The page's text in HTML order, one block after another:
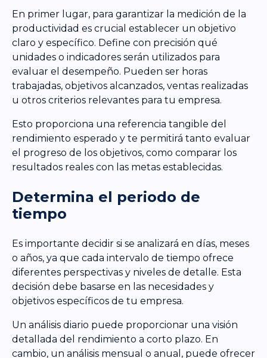
En primer lugar, para garantizar la medición de la
productividad es crucial establecer un objetivo
claro y específico. Define con precisión qué
unidades o indicadores serán utilizados para
evaluar el desempeño. Pueden ser horas
trabajadas, objetivos alcanzados, ventas realizadas
u otros criterios relevantes para tu empresa.
Esto proporciona una referencia tangible del
rendimiento esperado y te permitirá tanto evaluar
el progreso de los objetivos, como comparar los
resultados reales con las metas establecidas.
Determina el periodo de
tiempo
Es importante decidir si se analizará en días, meses
o años, ya que cada intervalo de tiempo ofrece
diferentes perspectivas y niveles de detalle. Esta
decisión debe basarse en las necesidades y
objetivos específicos de tu empresa.
Un análisis diario puede proporcionar una visión
detallada del rendimiento a corto plazo. En
cambio, un análisis mensual o anual, puede ofrecer